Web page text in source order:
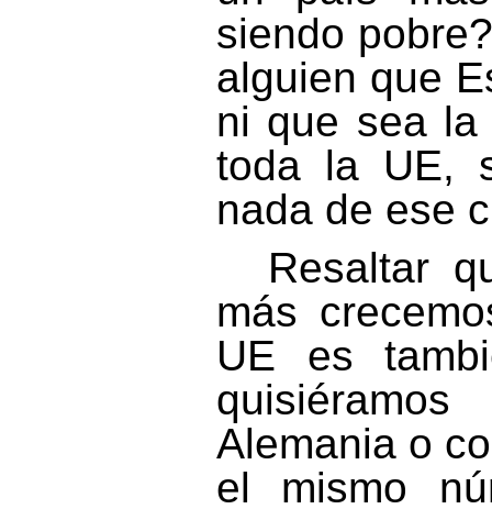
siendo
alguien que
ni que sea
toda la UE,
nada de ese
Resaltar
más
UE es
Alemania o
el mismo